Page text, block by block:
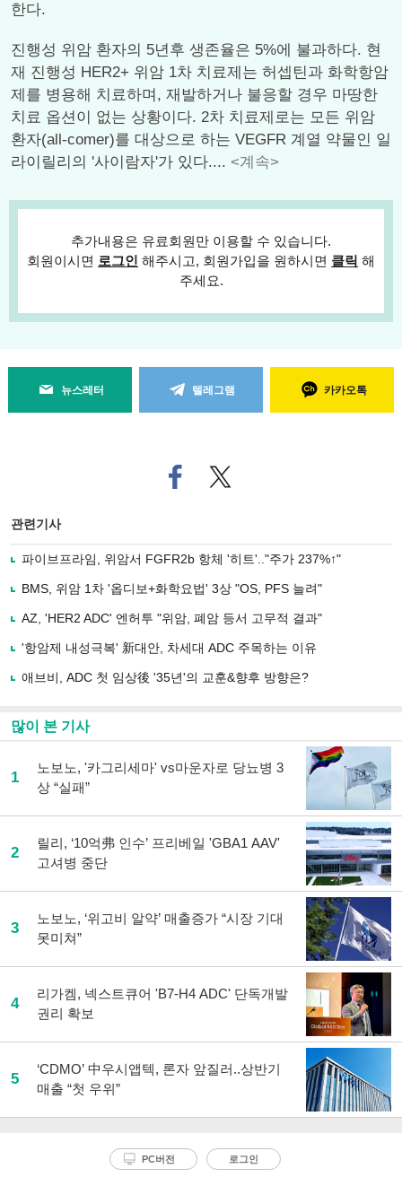
한다.
진행성 위암 환자의 5년후 생존율은 5%에 불과하다. 현
재 진행성 HER2+ 위암 1차 치료제는 허셉틴과 화학항암
제를 병용해 치료하며, 재발하거나 불응할 경우 마땅한
치료 옵션이 없는 상황이다. 2차 치료제로는 모든 위암
환자(all-comer)를 대상으로 하는 VEGFR 계열 약물인 일
라이릴리의 '사이람자'가 있다.... <계속>
추가내용은 유료회원만 이용할 수 있습니다.
회원이시면 로그인 해주시고, 회원가입을 원하시면 클릭 해
주세요.
뉴스레터 텔레그램 카카오톡
페
이
로
사
유
기
트위
터로
관련기사
파이브프라임, 위암서 FGFR2b 항체 '히트'.."주가 237%↑"
BMS, 위암 1차 '옵디보+화학요법' 3상 "OS, PFS 늘려"
AZ, 'HER2 ADC' 엔허투 "위암, 폐암 등서 고무적 결과"
'항암제 내성극복' 新대안, 차세대 ADC 주목하는 이유
애브비, ADC 첫 임상後 '35년'의 교훈&향후 방향은?
많이 본 기사
1
노보노, '카그리세마' vs마운자로 당뇨병 3
상 “실패”
2
릴리, ‘10억弗 인수’ 프리베일 'GBA1 AAV'
고셔병 중단
3
노보노, ‘위고비 알약’ 매출증가 “시장 기대
못미쳐”
4
리가켐, 넥스트큐어 'B7-H4 ADC' 단독개발
권리 확보
5
‘CDMO’ 中우시앱텍, 론자 앞질러..상반기
매출 “첫 우위”
PC버전 로그인